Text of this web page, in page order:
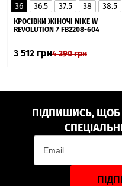
36 36.5 37.5 38 38.5
КРОСІВКИ ЖІНОЧІ NIKE W
REVOLUTION 7 FB2208-604
3 512 грн4 390грн
ПІДПИШИСЬ, ЩОБ